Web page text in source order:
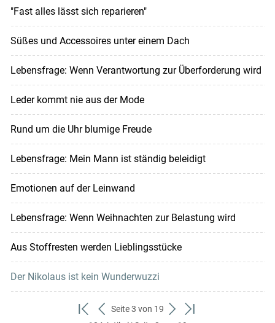
"Fast alles lässt sich reparieren"
Süßes und Accessoires unter einem Dach
Lebensfrage: Wenn Verantwortung zur Überforderung wird
Leder kommt nie aus der Mode
Rund um die Uhr blumige Freude
Lebensfrage: Mein Mann ist ständig beleidigt
Emotionen auf der Leinwand
Lebensfrage: Wenn Weihnachten zur Belastung wird
Aus Stoffresten werden Lieblingsstücke
Der Nikolaus ist kein Wunderwuzzi
zum
zurück
Seite 3 von 19
weiterzum